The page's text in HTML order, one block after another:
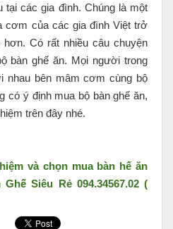
tại các gia đình. Chúng là một
cơm của các gia đình Việt trở
Có rất nhiều câu chuyện
bàn ghế ăn. Mọi người trong
nhau bên mâm cơm cùng bộ
có ý định mua bộ bàn ghế ăn,
trên đây nhé.
và chọn mua bàn hế ăn
Siêu Rẻ 094.34567.02 (